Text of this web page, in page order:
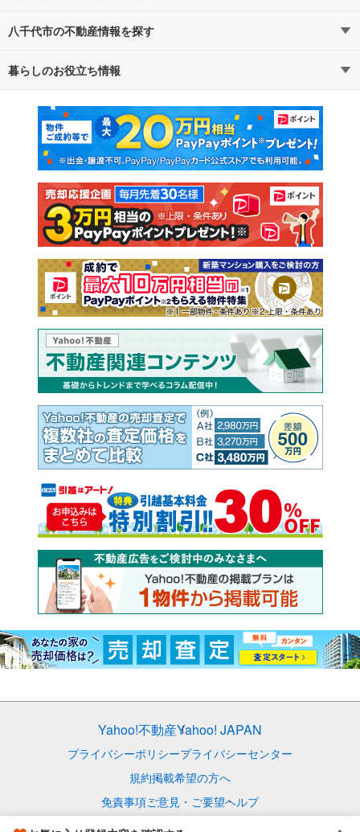
路線・駅から探す
通勤・通学時間から探す
八千代市の不動産情報を探す
不動産・住宅
新築マンション 中古マンション
新築一戸建て 中古一戸建て
注文住宅 土地
売却査定
暮らしのお役立ち情報
マンションカタログ 教えて！住まいの先生
Yahoo!不動産Yahoo! JAPAN
プライバシーポリシープライバシーセンター
規約掲載希望の方へ
免責事項ご意見・ご要望ヘルプ
© LY Corporation